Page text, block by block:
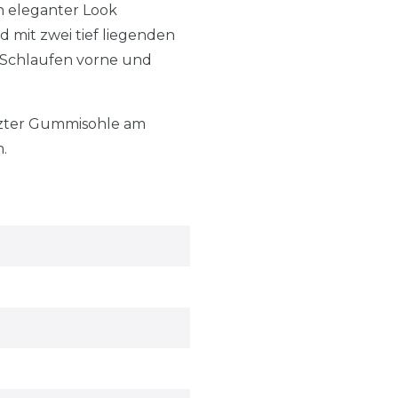
eleganter Look
mit zwei tief liegenden
vorne und
Gummisohle am